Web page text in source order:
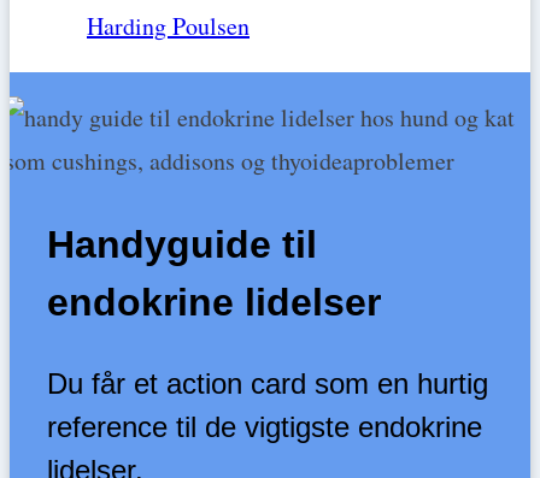
Harding Poulsen
Handyguide til
endokrine lidelser
Du får et action card som en hurtig
reference til de vigtigste endokrine
lidelser.